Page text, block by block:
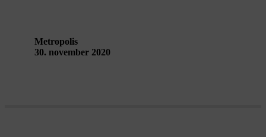
Metropolis
30. november 2020